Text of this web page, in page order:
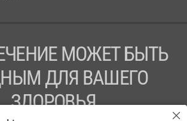
МОЖЕТ БЫТЬ
ДЛЯ ВАШЕГО
ЗДОРОВЬЯ